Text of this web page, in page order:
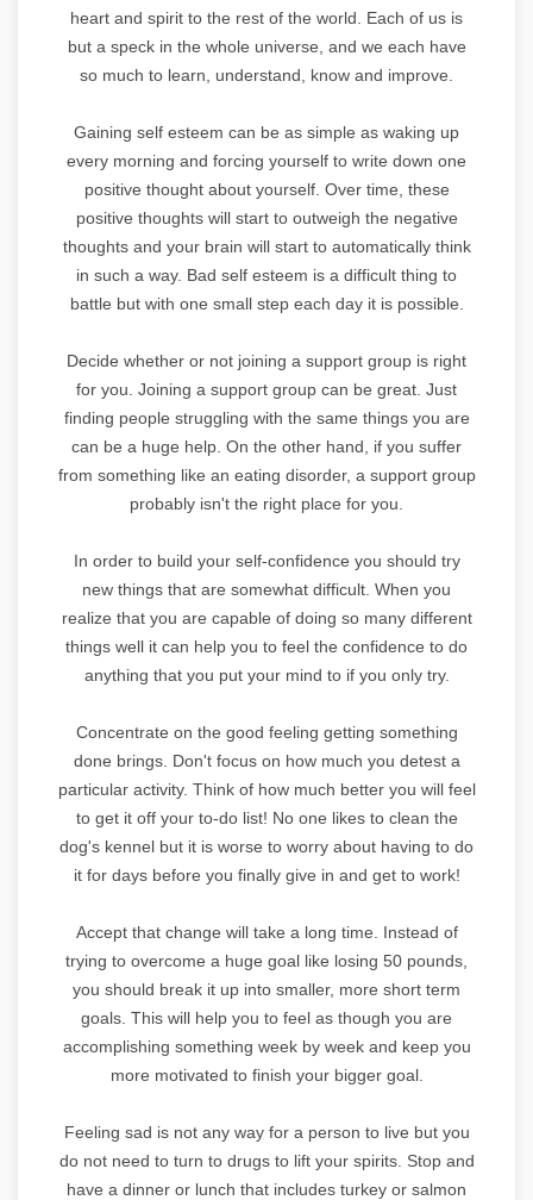
heart and spirit to the rest of the world. Each of us is
but a speck in the whole universe, and we each have
so much to learn, understand, know and improve.
Gaining self esteem can be as simple as waking up
every morning and forcing yourself to write down one
positive thought about yourself. Over time, these
positive thoughts will start to outweigh the negative
thoughts and your brain will start to automatically think
in such a way. Bad self esteem is a difficult thing to
battle but with one small step each day it is possible.
Decide whether or not joining a support group is right
for you. Joining a support group can be great. Just
finding people struggling with the same things you are
can be a huge help. On the other hand, if you suffer
from something like an eating disorder, a support group
probably isn't the right place for you.
In order to build your self-confidence you should try
new things that are somewhat difficult. When you
realize that you are capable of doing so many different
things well it can help you to feel the confidence to do
anything that you put your mind to if you only try.
Concentrate on the good feeling getting something
done brings. Don't focus on how much you detest a
particular activity. Think of how much better you will feel
to get it off your to-do list! No one likes to clean the
dog's kennel but it is worse to worry about having to do
it for days before you finally give in and get to work!
Accept that change will take a long time. Instead of
trying to overcome a huge goal like losing 50 pounds,
you should break it up into smaller, more short term
goals. This will help you to feel as though you are
accomplishing something week by week and keep you
more motivated to finish your bigger goal.
Feeling sad is not any way for a person to live but you
do not need to turn to drugs to lift your spirits. Stop and
have a dinner or lunch that includes turkey or salmon